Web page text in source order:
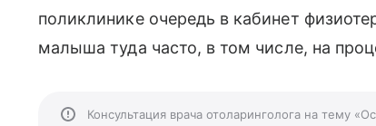
поликлинике очередь в кабинет
малыша туда часто, в том числе, на
Консультация врача отоларинголога на тему